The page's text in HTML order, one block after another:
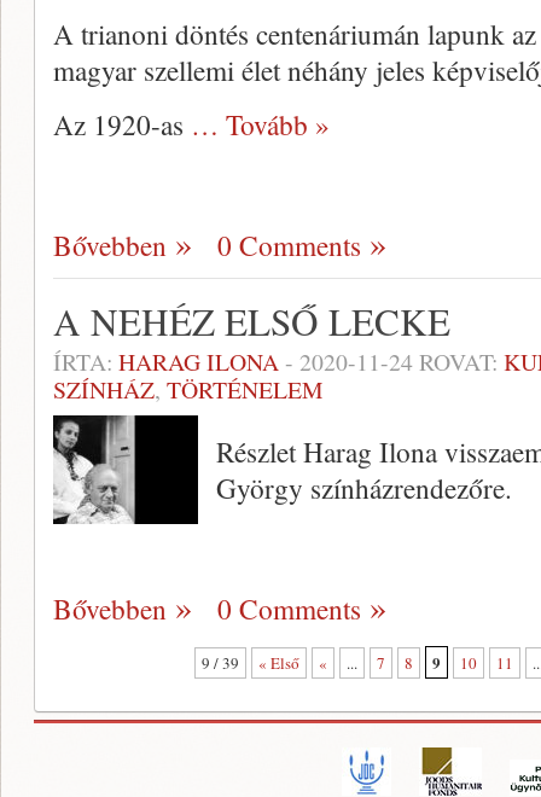
A trianoni döntés centenáriumán lapunk
magyar szellemi élet néhány jeles
Az 1920-as … Tovább »
Bővebben 0 Comments
A NEHÉZ ELSŐ LECKE
ÍRTA: HARAG ILONA- 2020-11-24ROVAT:
SZÍNHÁZ, TÖRTÉNELEM
Részlet Harag Ilona
György színházrendezőre.
Bővebben 0 Comments
9 / 39 « Első « ... 7 8 9 10 11